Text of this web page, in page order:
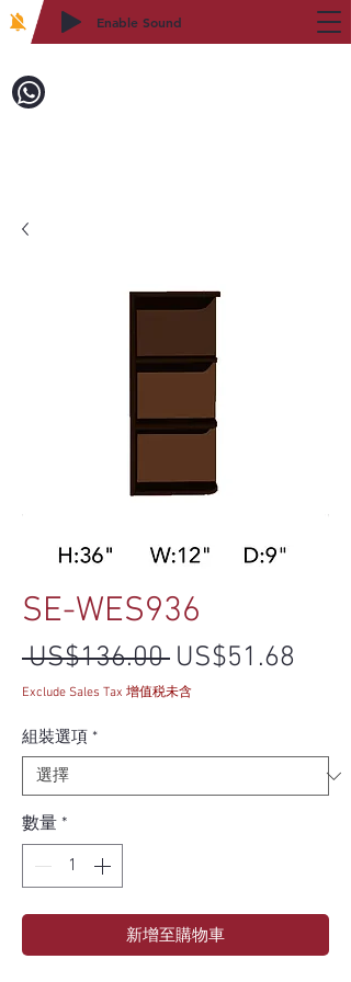
Enable Sound
SE-WES936
US$136.00 一般價格
US$51.68
Exclude Sales Tax 增值税未含
組裝選項 *
數量 *
新增至購物車